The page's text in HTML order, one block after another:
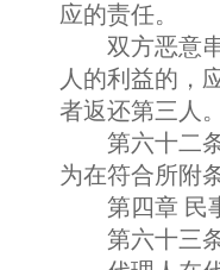
应的责任。
双方恶意串
人的利益的，
者返还第三人
第六十二条
为在符合所附
第四章 民事
第六十三条